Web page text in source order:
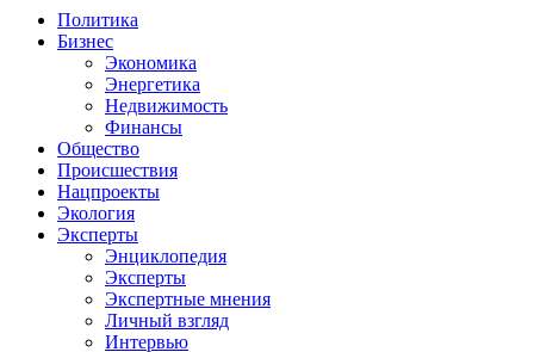
Политика
Бизнес
Экономика
Энергетика
Недвижимость
Финансы
Общество
Происшествия
Нацпроекты
Экология
Эксперты
Энциклопедия
Эксперты
Экспертные мнения
Личный взгляд
Интервью